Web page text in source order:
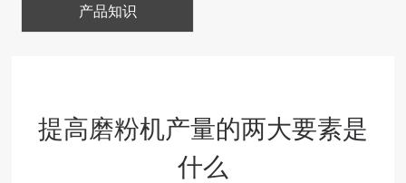
产品知识
提高磨粉机产量的两大要素是
什么